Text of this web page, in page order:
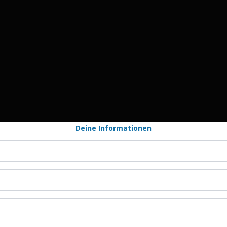
Deine Informationen